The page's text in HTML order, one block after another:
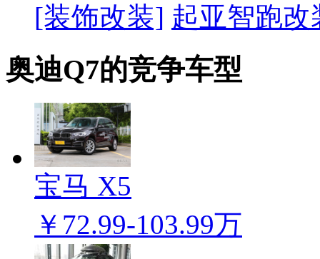
[装饰改装] 起亚智跑
奥迪Q7的竞争车型
宝马 X5
￥72.99-103.99万